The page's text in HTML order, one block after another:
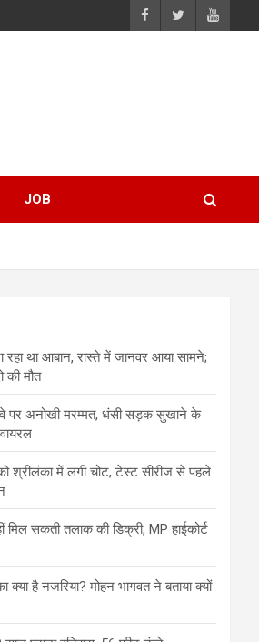
JOB
था आबान, रास्ते में जानवर आया सामने;
की मौत
अनोखी मरम्मत, धंसी सड़क सुखाने के
श्रीलंका में लगी चोट, टेस्ट सीरीज से पहले
सकती तलाक की डिक्री, MP हाईकोर्ट
क्या है नजरिया? मोहन भागवत ने बताया क्यों